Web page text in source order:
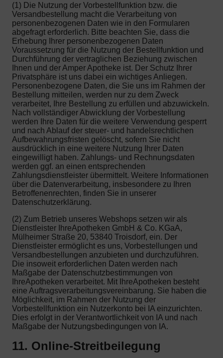
(1) Die Nutzung der Vorbestellfunktion bzw. die
Versandbestellung macht die Verarbeitung von
personenbezogenen Daten wie in den Formularen
abgefragt erforderlich. Bitte beachten Sie, dass die
Erhebung Ihrer personenbezogenen Daten
Voraussetzung für die Nutzung der Bestellfunktion und
Durchführung der vertraglichen Beziehung zwischen
Ihnen und der Amper Apotheke ist. Der Schutz Ihrer
Privatsphäre ist uns dabei ein wichtiges Anliegen.
Personenbezogene Daten, die Sie uns im Rahmen der
Bestellung mitteilen, werden nur zu dem Zweck
verarbeitet, Ihre Bestellung zu erfüllen und abzuwickeln.
Nach vollständiger Abwicklung der Vorbestellung
werden Ihre Daten für die weitere Verwendung gesperrt
und nach Ablauf der steuer- und handelsrechtlichen
Aufbewahrungsfristen gelöscht, sofern Sie nicht
ausdrücklich in eine weitere Nutzung Ihrer Daten
eingewilligt haben. Zahlungs- und Rechnungsdaten
werden ggf. an einen entsprechenden
Zahlungsdienstleister übermittelt. Weitere Informationen
über die Datenverarbeitung, insbesondere zu Ihren
Betroffenenrechten, finden Sie in unserer
Datenschutzerklärung.
(2) Zum Betrieb unseres Webshops setzen wir als
Dienstleister IhreApotheken GmbH & Co. KGaA,
Mülheimer Straße 20, 53840 Troisdorf, ein. Der
Dienstleister ermöglicht es uns, Vorbestellungen und
Versandbestellungen anzubieten und durchzuführen.
Die insoweit erforderlichen Daten werden nach
Maßgabe der Datenschutzbestimmungen von
IhreApotheken verarbeitet. Mit IhreApotheken besteht
eine Auftragsverarbeitungsvereinbarung. Sie haben die
Möglichkeit, im Rahmen der Nutzung der
Vorbestellfunktion ein Nutzerkonto bei IA einzurichten.
Dies erfolgt in der Verantwortlichkeit von IA und nach
Maßgabe der Nutzungsbedingungen von IA.
11. Online-Streitbeilegung